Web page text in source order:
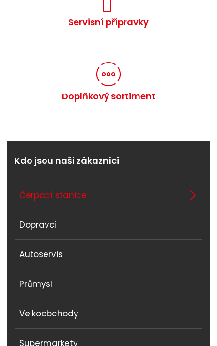
Servisní přípravky
Doplňkový sortiment
Kdo jsou naši zákazníci
Čerpací stanice
Dopravci
Autoservis
Průmysl
Velkoobchody
Supermarkety